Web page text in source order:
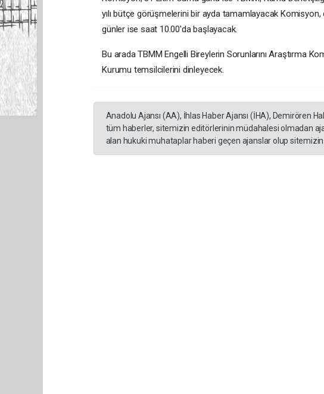
yılı bütçe görüşmelerini bir ayda tamamlayacak
günler ise saat 10.00'da başlayacak.
Bu arada TBMM Engelli Bireylerin Sorunlarını Araştırma
Kurumu temsilcilerini dinleyecek.
Anadolu Ajansı (AA), İhlas Haber Ajansı (İHA), Demirören
tüm haberler, sitemizin editörlerinin müdahalesi olmadan
alan hukuki muhataplar haberi geçen ajanslar olup